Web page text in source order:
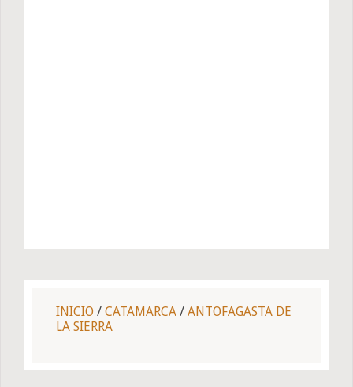
INICIO / CATAMARCA / ANTOFAGASTA DE
LA SIERRA